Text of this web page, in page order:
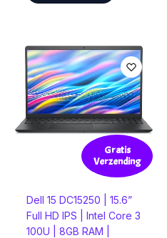
Gratis
Verzending
Dell 15 DC15250 | 15.6”
Full HD IPS | Intel Core 3
100U | 8GB RAM |